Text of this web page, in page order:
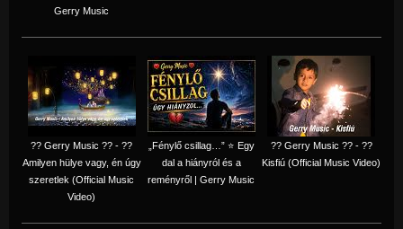
Gerry Music
?? Gerry Music ?? - ??
Amilyen hülye vagy, én úgy
szeretlek (Official Music
Video)
„Fénylő csillag…” ⭐ Egy
dal a hiányról és a
reményről | Gerry Music
?? Gerry Music ?? - ??
Kisfiú (Official Music Video)